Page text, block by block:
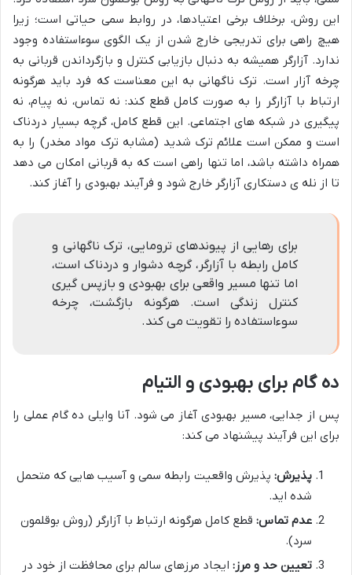
این روش، برخلاف برخی اعتیادها، در روابط سمی حیاتی است؛ زیرا
هیچ راهی برای تدریجی خارج شدن از یک الگوی سوءاستفاده وجود
ندارد. آزارگر همیشه به دنبال بازیابی کنترل و بازگرداندن قربانی به
چرخه آزار است. ترک ناگهانی به این معناست که فرد باید هرگونه
ارتباط با آزارگر را به صورت کامل قطع کند: نه تماس، نه پیام، نه
پیگیری در شبکه های اجتماعی. این قطع کامل، گرچه بسیار دردناک
است و ممکن است علائم ترک شدید (مشابه ترک مواد مخدر) را به
همراه داشته باشد، اما تنها راهی است که به قربانی امکان می دهد
تا از نله ی دستکاری آزارگر خارج شود و فرآیند بهبودی را آغاز کند.
برای رهایی از پیوندهای ترومایی، ترک ناگهانی و
کامل رابطه با آزارگر، گرچه دشوار و دردناک است،
اما تنها مسیر واقعی برای بهبودی و بازپس گیری
کنترل زندگی است. هرگونه بازگشت، چرخه
سوءاستفاده را تقویت می کند.
ده گام برای بهبودی و التیام
پس از جدایی، مسیر بهبودی آغاز می شود. آنا وایلی ده گام عملی را
برای این فرآیند پیشنهاد می کند:
پذیرش: پذیرش واقعیت رابطه سمی و آسیب هایی که متحمل
شده اید.
عدم تماس: قطع کامل هرگونه ارتباط با آزارگر (روش بوقلمون
سرد).
تعیین حد و مرز: ایجاد مرزهای سالم برای محافظت از خود در